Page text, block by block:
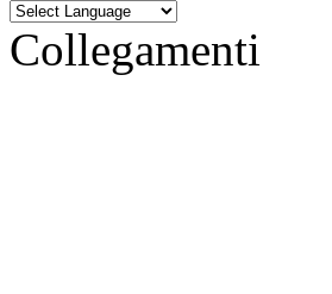
Collegamenti